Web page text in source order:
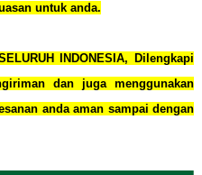
untuk anda.
INDONESIA, Dilengkapi
dan juga menggunakan
anda aman sampai dengan